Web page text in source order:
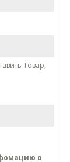
Товар,
о